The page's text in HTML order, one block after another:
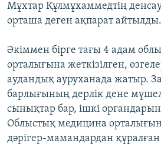
Мұхтар Құлмұхаммедтің
орташа деген ақпарат айтылды.
Әкіммен бірге тағы 4 адам
орталығына жеткізілген,
аудандық ауруханада жатыр.
барлығының дерлік дене
сынықтар бар, ішкі
Облыстық медицина
дәрігер-мамандардан